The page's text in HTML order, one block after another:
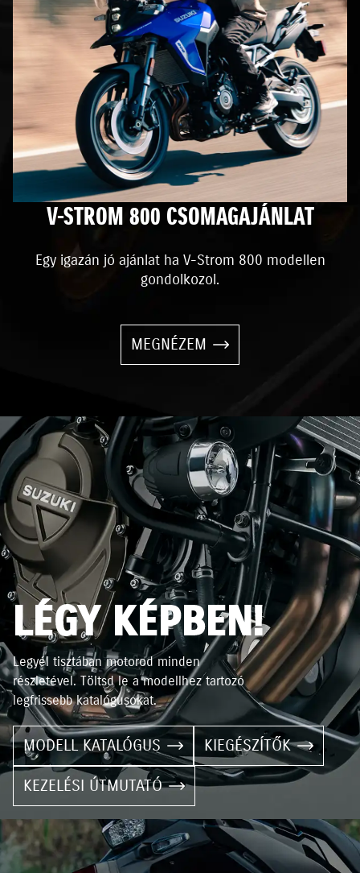
V-STROM 800 CSOMAGAJÁNLAT
Egy igazán jó ajánlat ha V-Strom 800 modellen
gondolkozol.
MEGNÉZEM
LÉGY KÉPBEN!
Legyél tisztában motorod minden
részletével. Töltsd le a modellhez tartozó
legfrissebb katalógusokat.
MODELL KATALÓGUS
KIEGÉSZÍTŐK
KEZELÉSI ÚTMUTATÓ